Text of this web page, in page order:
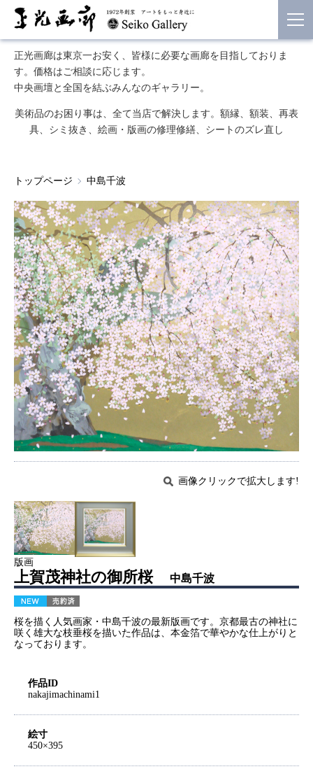
正光画廊は東京一お安く、皆様に必要な画廊を目指しておりま
す。価格はご相談に応じます。
中央画壇と全国を結ぶみんなのギャラリー。
美術品のお困り事は、全て当店で解決します。額縁、額装、再表
具、シミ抜き、絵画・版画の修理修繕、シートのズレ直し
トップページ 中島千波
画像クリックで拡大します!
版画
上賀茂神社の御所桜 中島千波
桜を描く人気画家・中島千波の最新版画です。京都最古の神社に
咲く雄大な枝垂桜を描いた作品は、本金箔で華やかな仕上がりと
なっております。
作品ID
nakajimachinami1
絵寸
450×395